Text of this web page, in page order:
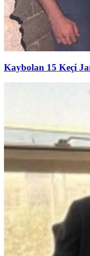
Kaybolan 15 Keçi